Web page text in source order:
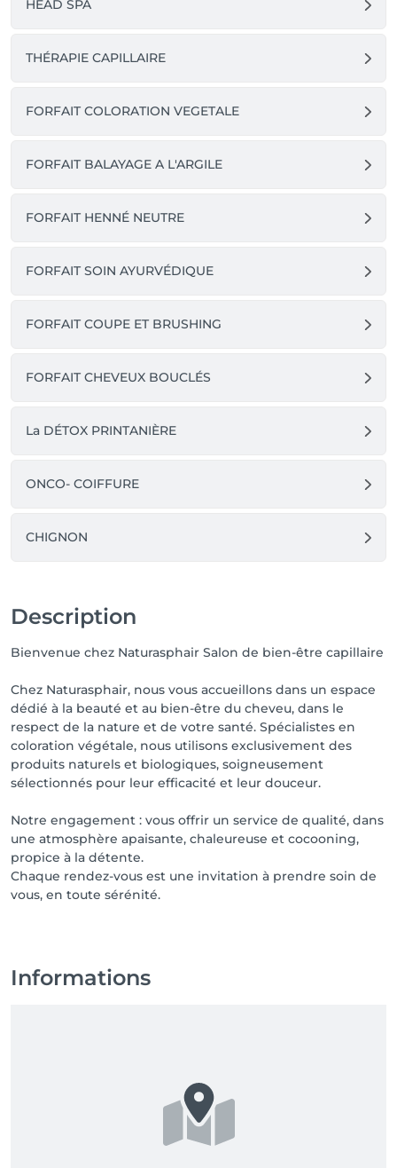
🤝 Cas exceptionnels
exceptionnelle, je reste bien sûr à l’écoute pour
✨ Merci !
sincère.
HEAD SPA
THÉRAPIE CAPILLAIRE
FORFAIT COLORATION VEGETALE
FORFAIT BALAYAGE A L'ARGILE
FORFAIT HENNÉ NEUTRE
FORFAIT SOIN AYURVÉDIQUE
FORFAIT COUPE ET BRUSHING
FORFAIT CHEVEUX BOUCLÉS
La DÉTOX PRINTANIÈRE
ONCO- COIFFURE
CHIGNON
Description
Bienvenue chez Naturasphair Salon de bien-être capillaire
Chez Naturasphair, nous vous accueillons dans un espace
dédié à la beauté et au bien-être du cheveu, dans le
respect de la nature et de votre santé. Spécialistes en
coloration végétale, nous utilisons exclusivement des
produits naturels et biologiques, soigneusement
sélectionnés pour leur efficacité et leur douceur.
Notre engagement : vous offrir un service de qualité, dans
une atmosphère apaisante, chaleureuse et cocooning,
propice à la détente.
Chaque rendez-vous est une invitation à prendre soin de
vous, en toute sérénité.
Informations